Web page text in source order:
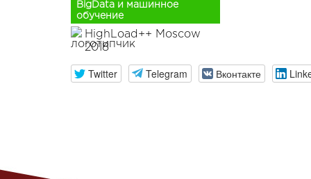
BigData и машинное
обучение
HighLoad++ Moscow
2018
Twitter Telegram Вконтакте